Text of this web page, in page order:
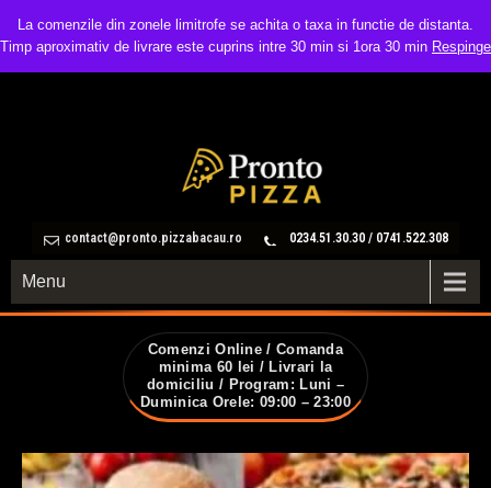
La comenzile din zonele limitrofe se achita o taxa in functie de distanta.
Timp aproximativ de livrare este cuprins intre 30 min si 1ora 30 min Respinge
Comenzi Online / Comanda
minima 60 lei / Livrari la
domiciliu / Program: Luni –
Duminica Orele: 09:00 – 23:00
contact@pronto.pizzabacau.ro 0234.51.30.30 / 0741.522.308
Menu